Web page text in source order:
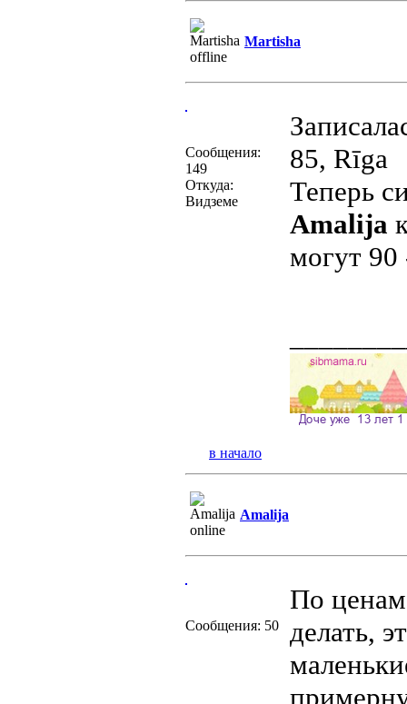
Martisha
Сообщения:
149
Откуда:
Видземе
85, Rīga
Теперь
Amalija
могут 90
в начало
Amalija
Сообщения: 50
По ценам
делать,